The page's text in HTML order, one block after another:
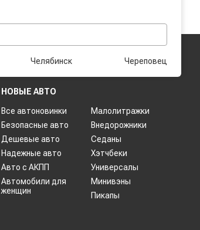
Челябинск Череповец
НОВЫЕ АВТО
Все автоновинки
Безопасные авто
Дешевые авто
Надежные авто
Авто с АКПП
Автомобили для
женщин
Малолитражки
Внедорожники
Седаны
Хэтчбеки
Универсалы
Минивэны
Пикапы